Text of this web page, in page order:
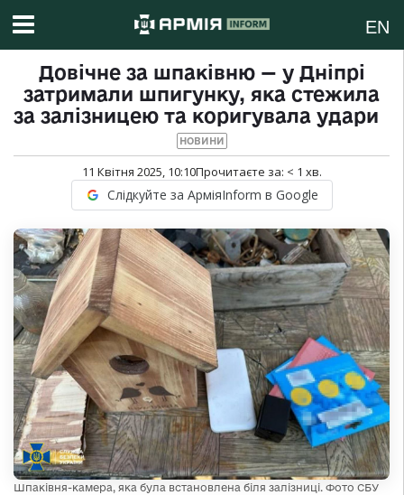
EN
Довічне за шпаківню — у Дніпрі
затримали шпигунку, яка стежила
за залізницею та коригувала удари
НОВИНИ
11 Квітня 2025, 10:10Прочитаєте за: < 1 хв.
Слідкуйте за АрміяInform в Google
Шпаківня-камера, яка була встановлена біля залізниці. Фото СБУ